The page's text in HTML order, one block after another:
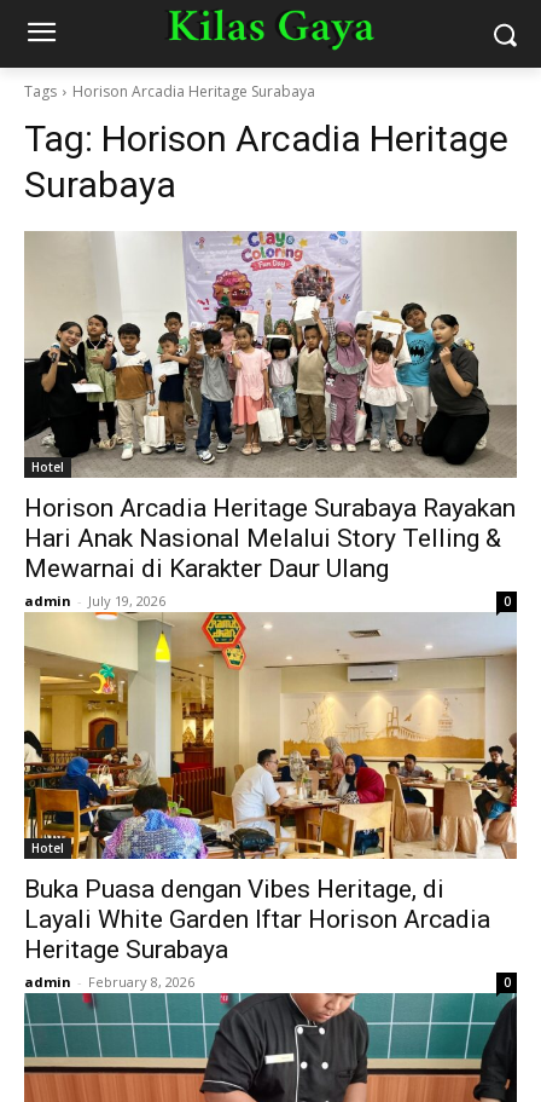
Tags Horison Arcadia Heritage Surabaya
Tag: Horison Arcadia Heritage
Surabaya
Hotel
Horison Arcadia Heritage Surabaya Rayakan
Hari Anak Nasional Melalui Story Telling &
Mewarnai di Karakter Daur Ulang
admin - July 19, 2026 0
Hotel
Buka Puasa dengan Vibes Heritage, di
Layali White Garden Iftar Horison Arcadia
Heritage Surabaya
admin - February 8, 2026 0